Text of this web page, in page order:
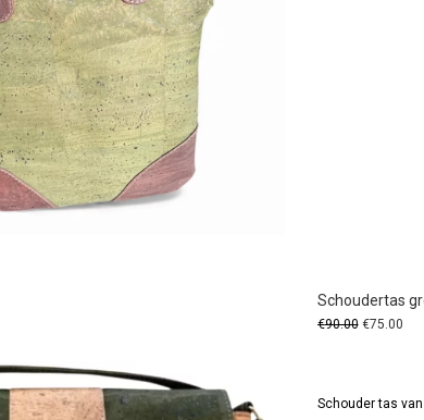
Schoudertas
€90.00 €75.00
Schouder tas